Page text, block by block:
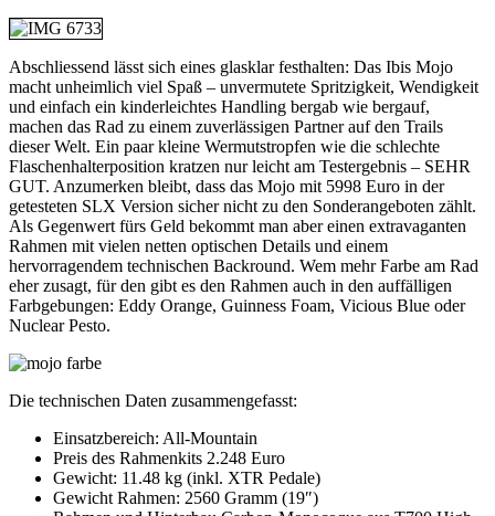
Abschliessend lässt sich eines glasklar festhalten: Das Ibis Mojo
macht unheimlich viel Spaß – unvermutete Spritzigkeit, Wendigkeit
und einfach ein kinderleichtes Handling bergab wie bergauf,
machen das Rad zu einem zuverlässigen Partner auf den Trails
dieser Welt. Ein paar kleine Wermutstropfen wie die schlechte
Flaschenhalterposition kratzen nur leicht am Testergebnis – SEHR
GUT. Anzumerken bleibt, dass das Mojo mit 5998 Euro in der
getesteten SLX Version sicher nicht zu den Sonderangeboten zählt.
Als Gegenwert fürs Geld bekommt man aber einen extravaganten
Rahmen mit vielen netten optischen Details und einem
hervorragendem technischen Backround. Wem mehr Farbe am Rad
eher zusagt, für den gibt es den Rahmen auch in den auffälligen
Farbgebungen: Eddy Orange, Guinness Foam, Vicious Blue oder
Nuclear Pesto.
Die technischen Daten zusammengefasst:
Einsatzbereich: All-Mountain
Preis des Rahmenkits 2.248 Euro
Gewicht: 11.48 kg (inkl. XTR Pedale)
Gewicht Rahmen: 2560 Gramm (19″)